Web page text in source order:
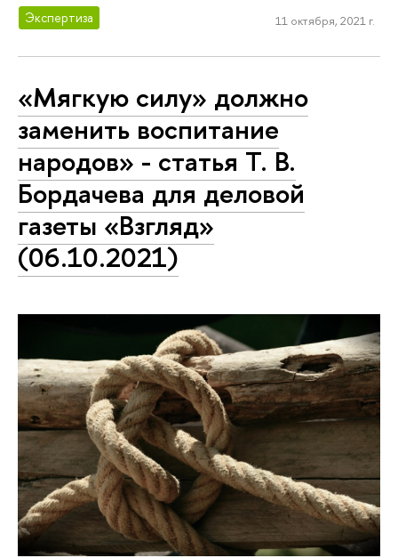
Экспертиза 11 октября, 2021 г.
«Мягкую силу» должно
заменить воспитание
народов» - статья Т. В.
Бордачева для деловой
газеты «Взгляд»
(06.10.2021)